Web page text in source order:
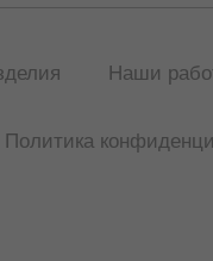
Наши
Политика